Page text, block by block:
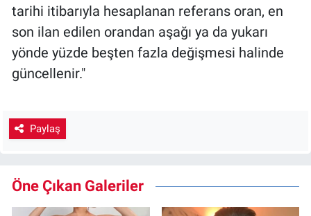
tarihi itibarıyla hesaplanan referans oran, en
son ilan edilen orandan aşağı ya da yukarı
yönde yüzde beşten fazla değişmesi halinde
güncellenir."
Paylaş
Öne Çıkan Galeriler